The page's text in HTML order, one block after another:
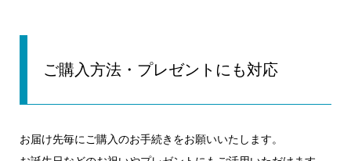
ご購入方法・プレゼントにも対応
お届け先毎にご購入のお手続きをお願いいたします。